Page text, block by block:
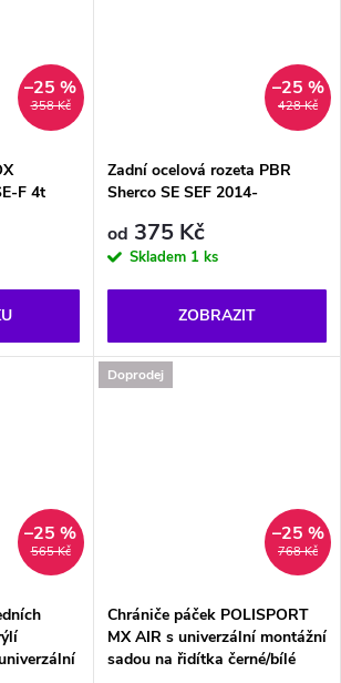
358 Kč
–25 %
F 4t
428 Kč
–25 %
Zadní ocelová rozeta PBR
Sherco SE SEF 2014-
od 375 Kč
Skladem 1 ks
ZOBRAZIT
565 Kč
–25 %
Doprodej
768 Kč
–25 %
Chrániče páček POLISPORT
MX AIR s univerzální montážní
sadou na řidítka černé/bílé